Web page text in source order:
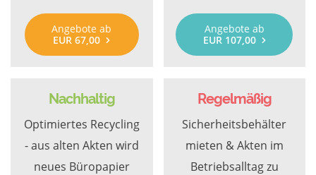
Angebote ab
EUR 67,00
Angebote ab
EUR 107,00
Nachhaltig
Optimiertes Recycling
- aus alten Akten wird
neues Büropapier
Regelmäßig
Sicherheitsbehälter
mieten & Akten im
Betriebsalltag zu